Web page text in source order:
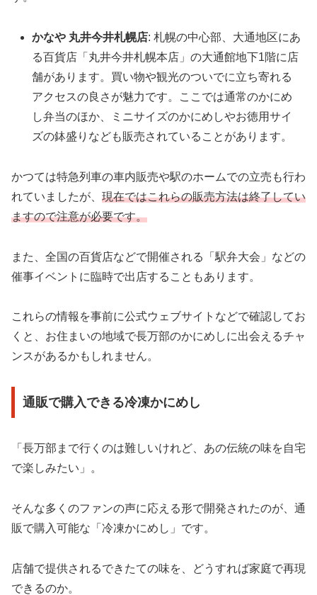
かなや 丸井今井札幌店: 札幌の中心部、大通地区にあ
る百貨店「丸井今井札幌本店」の大通館地下1階に店
舗があります。買い物や観光のついでに立ち寄れる
アクセスの良さが魅力です。ここでは通常のかにめ
し弁当のほか、ミニサイズのかにめしやお徳用サイ
ズの鉢盛りなども販売されていることがあります。
かつては特急列車の車内販売や駅のホームでの立売も行わ
れていましたが、 現在ではこれらの販売方法は終了してい
ますので注意が必要です。
また、全国の百貨店などで開催される「駅弁大会」などの
催事イベントに臨時で出店することもあります。
これらの情報を事前に公式ウェブサイトなどで確認してお
くと、お住まいの地域で長万部のかにめしに出会えるチャ
ンスがあるかもしれません。
通販で購入できる冷凍かにめし
「長万部まで行くのは難しいけれど、あの伝統の味を自宅
で楽しみたい」。
そんな多くのファンの声に応える形で開発されたのが、通
販で購入可能な「冷凍かにめし」です。
店舗で提供されるできたての味を、どうすれば家庭で再現
できるのか。